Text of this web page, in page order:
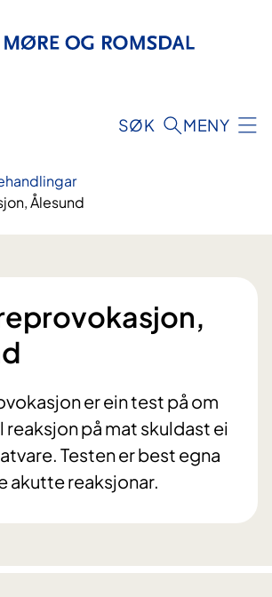
SØK MENY
Ålesund
er ein test på om
reaksjon på mat skuldast ei
Testen er best egna
akutte reaksjonar.